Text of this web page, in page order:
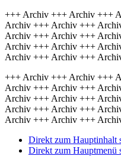
+++ Archiv +++ Archiv +++
Archiv +++ Archiv +++
Archiv +++ Archiv +++
Archiv +++ Archiv +++
Archiv +++ Archiv +++
+++ Archiv +++ Archiv +++
Archiv +++ Archiv +++
Archiv +++ Archiv +++
Archiv +++ Archiv +++
Archiv +++ Archiv +++
Direkt zum Hauptinhalt
Direkt zum Hauptmenü